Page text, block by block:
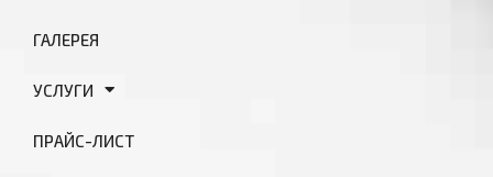
ГАЛЕРЕЯ
УСЛУГИ
ПРАЙС-ЛИСТ